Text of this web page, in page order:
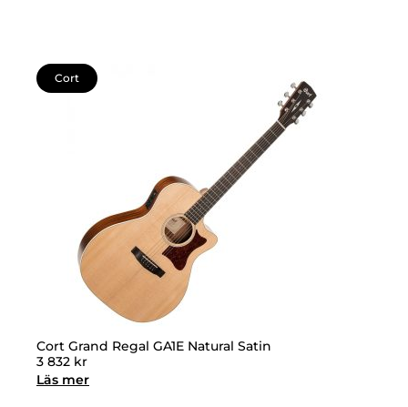
Cort
Cort Grand Regal GA1E Natural Satin
3 832 kr
Läs mer